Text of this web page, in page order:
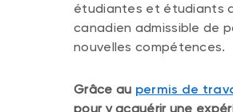
étudiantes et étudiants
canadien admissible de
nouvelles compétences.
Grâce au permis de
pour y acquérir une